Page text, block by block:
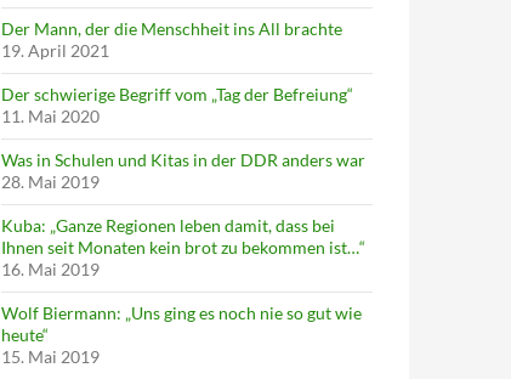
Der Mann, der die Menschheit ins All brachte
19. April 2021
Der schwierige Begriff vom „Tag der Befreiung“
11. Mai 2020
Was in Schulen und Kitas in der DDR anders war
28. Mai 2019
Kuba: „Ganze Regionen leben damit, dass bei
Ihnen seit Monaten kein brot zu bekommen ist…“
16. Mai 2019
Wolf Biermann: „Uns ging es noch nie so gut wie
heute“
15. Mai 2019